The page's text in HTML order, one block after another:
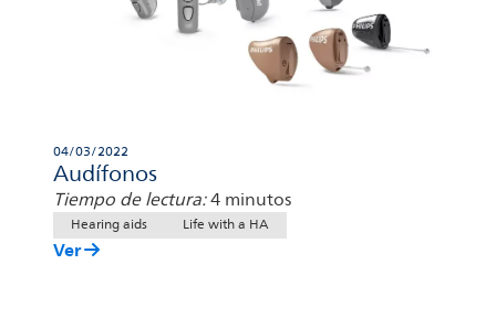
04/03/2022
Audífonos
Tiempo de lectura:4 minutos
Hearing aids Life with a HA
Ver